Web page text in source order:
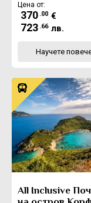
Цена от:
370 .00 €
723 .66 лв.
Научете
All Inclusive